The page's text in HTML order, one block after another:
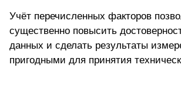
Учёт перечисленных факторов
существенно повысить
данных и сделать результаты
пригодными для принятия